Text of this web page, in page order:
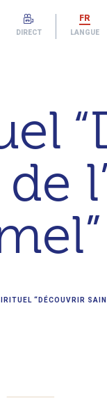
DIRECT
FR
LANGUE
“DÉCOUVRIR